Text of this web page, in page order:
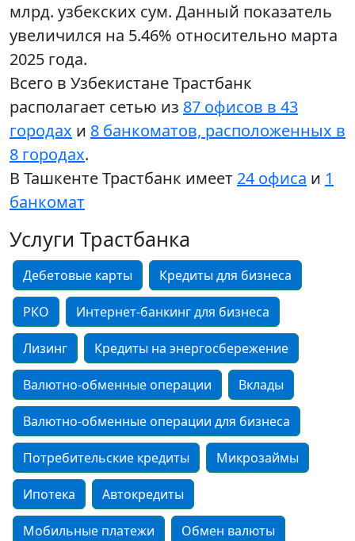
млрд. узбекских сум. Данный показатель
увеличился на 5.46% относительно марта
2025 года.
Всего в Узбекистане Трастбанк
располагает сетью из 87 офисов в 43
городах и 8 банкоматов, расположенных в
8 городах.
В Ташкенте Трастбанк имеет 24 офиса и 1
банкомат
Услуги Трастбанка
Дебетовые карты Кредиты для бизнеса
РКО Интернет-банкинг для бизнеса
Лизинг Кредиты на энергосбережение
Валютно-обменные операции Вклады
Валютно-обменные операции для бизнеса
Потребительские кредиты Микрозаймы
Ипотека Автокредиты
Мобильные платежи Обмен валюты